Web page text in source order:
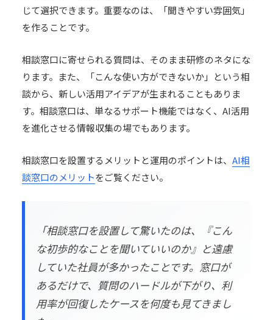
じて選択できます。重要なのは、「聞きやすい雰囲気」
を作ることです。
相談窓口に寄せられる質問は、そのまま研修のネタにな
ります。また、「こんな使い方ができないか」という相
談から、新しい活用アイデアが生まれることもありま
す。相談窓口は、単なるサポート機能ではなく、AI活用
を進化させる情報収集の場でもあります。
相談窓口を設置するメリットと運用のポイントは、 AI相
談窓口のメリットをご覧ください。
「相談窓口を設置して驚いたのは、『こん
な初歩的なことを聞いていいのか』と遠慮
していた社員が多かったことです。窓口が
あるだけで、質問のハードルが下がり、利
用率が回復したケースを何度も見てきまし